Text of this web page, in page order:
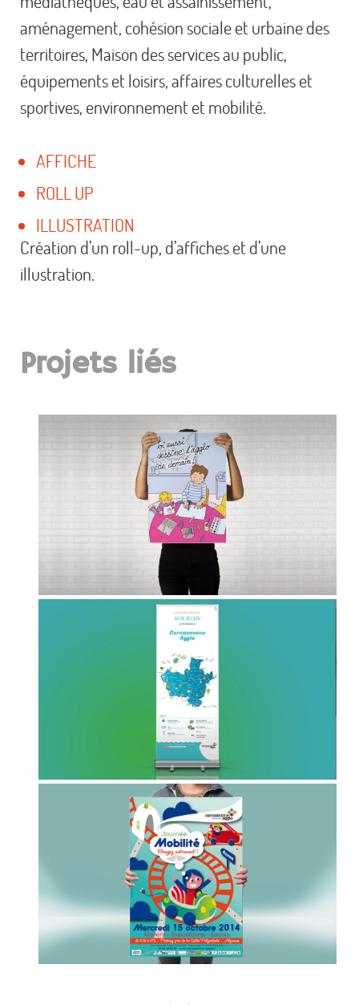
aménagement, cohésion sociale et urbaine des
territoires, Maison des services au public,
équipements et loisirs, affaires culturelles et
sportives, environnement et mobilité.
AFFICHE
ROLL UP
ILLUSTRATION
Création d’un roll-up, d’affiches et d’une
illustration.
Projets liés